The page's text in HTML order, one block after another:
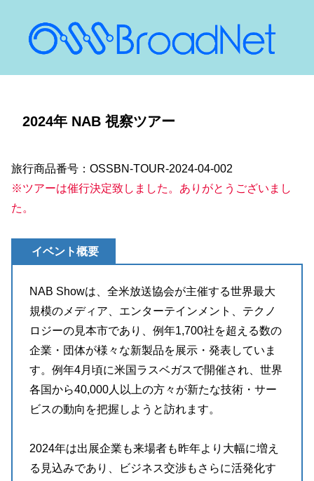
2024年 NAB 視察ツアー
旅行商品番号：OSSBN-TOUR-2024-04-002
※ツアーは催行決定致しました。ありがとうございまし
た。
イベント概要
NAB Showは、全米放送協会が主催する世界最大
規模のメディア、エンターテインメント、テクノ
ロジーの見本市であり、例年1,700社を超える数の
企業・団体が様々な新製品を展示・発表していま
す。例年4月頃に米国ラスベガスで開催され、世界
各国から40,000人以上の方々が新たな技術・サー
ビスの動向を把握しようと訪れます。
2024年は出展企業も来場者も昨年より大幅に増え
る見込みであり、ビジネス交渉もさらに活発化す